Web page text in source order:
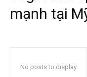
mạnh tại
No posts to display